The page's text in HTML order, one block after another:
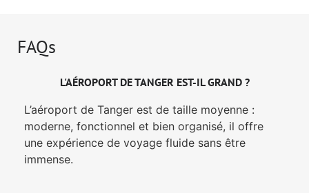
FAQs
L'AÉROPORT DE TANGER EST-IL GRAND ?
L’aéroport de Tanger est de taille moyenne :
moderne, fonctionnel et bien organisé, il offre
une expérience de voyage fluide sans être
immense.